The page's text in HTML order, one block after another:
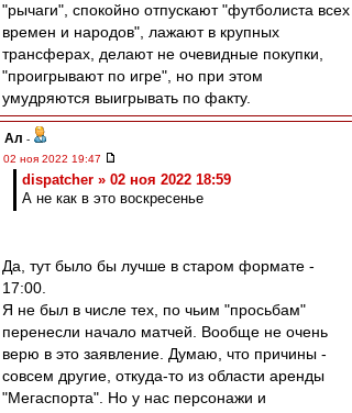
"рычаги", спокойно отпускают "футболиста всех
времен и народов", лажают в крупных
трансферах, делают не очевидные покупки,
"проигрывают по игре", но при этом
умудряются выигрывать по факту.
Ал -
02 ноя 2022 19:47
dispatcher » 02 ноя 2022 18:59
А не как в это воскресенье
Да, тут было бы лучше в старом формате -
17:00.
Я не был в числе тех, по чьим "просьбам"
перенесли начало матчей. Вообще не очень
верю в это заявление. Думаю, что причины -
совсем другие, откуда-то из области аренды
"Мегаспорта". Но у нас персонажи и